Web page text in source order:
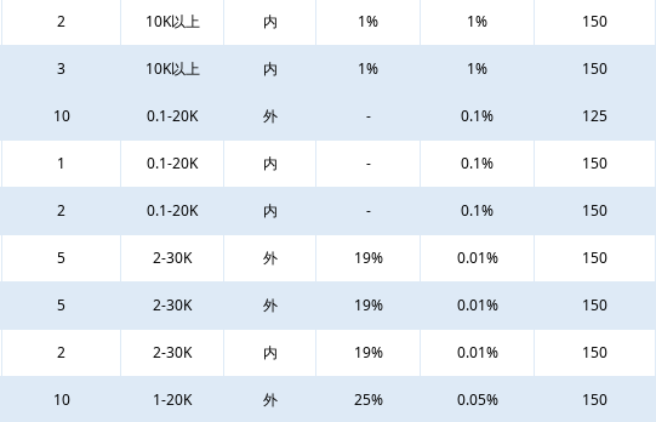
2 10K以上 内 1% 1% 150
3 10K以上 内 1% 1% 150
10 0.1-20K 外 - 0.1% 125
1 0.1-20K 内 - 0.1% 150
2 0.1-20K 内 - 0.1% 150
5 2-30K 外 19% 0.01% 150
5 2-30K 外 19% 0.01% 150
2 2-30K 内 19% 0.01% 150
10 1-20K 外 25% 0.05% 150